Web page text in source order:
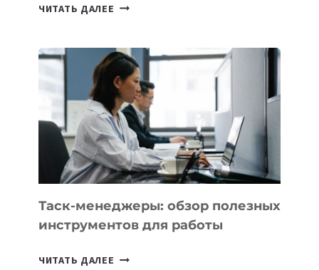
ЧИТАТЬ ДАЛЕЕ ИИ-
БИЗНЕСА:
КАКИЕ
3
ЗАДАЧИ
ЕМУ
МОЖНО
ПОРУЧИТЬ
УЖЕ
СЕГОДНЯ
Таск-менеджеры: обзор полезных
инструментов для работы
ЧИТАТЬ ДАЛЕЕ ТАСК-